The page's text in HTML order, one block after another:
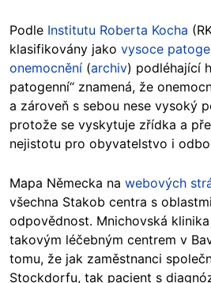
Podle Institutu Roberta Kocha
klasifikovány jako vysoce
onemocnění (archiv) podléhající
patogenní“ znamená, že
a zároveň s sebou nese vysoký
protože se vyskytuje zřídka a
nejistotu pro obyvatelstvo i
Mapa Německa na webových
všechna Stakob centra s
odpovědnost. Mnichovská
takovým léčebným centrem v
tomu, že jak zaměstnanci
Stockdorfu, tak pacient s